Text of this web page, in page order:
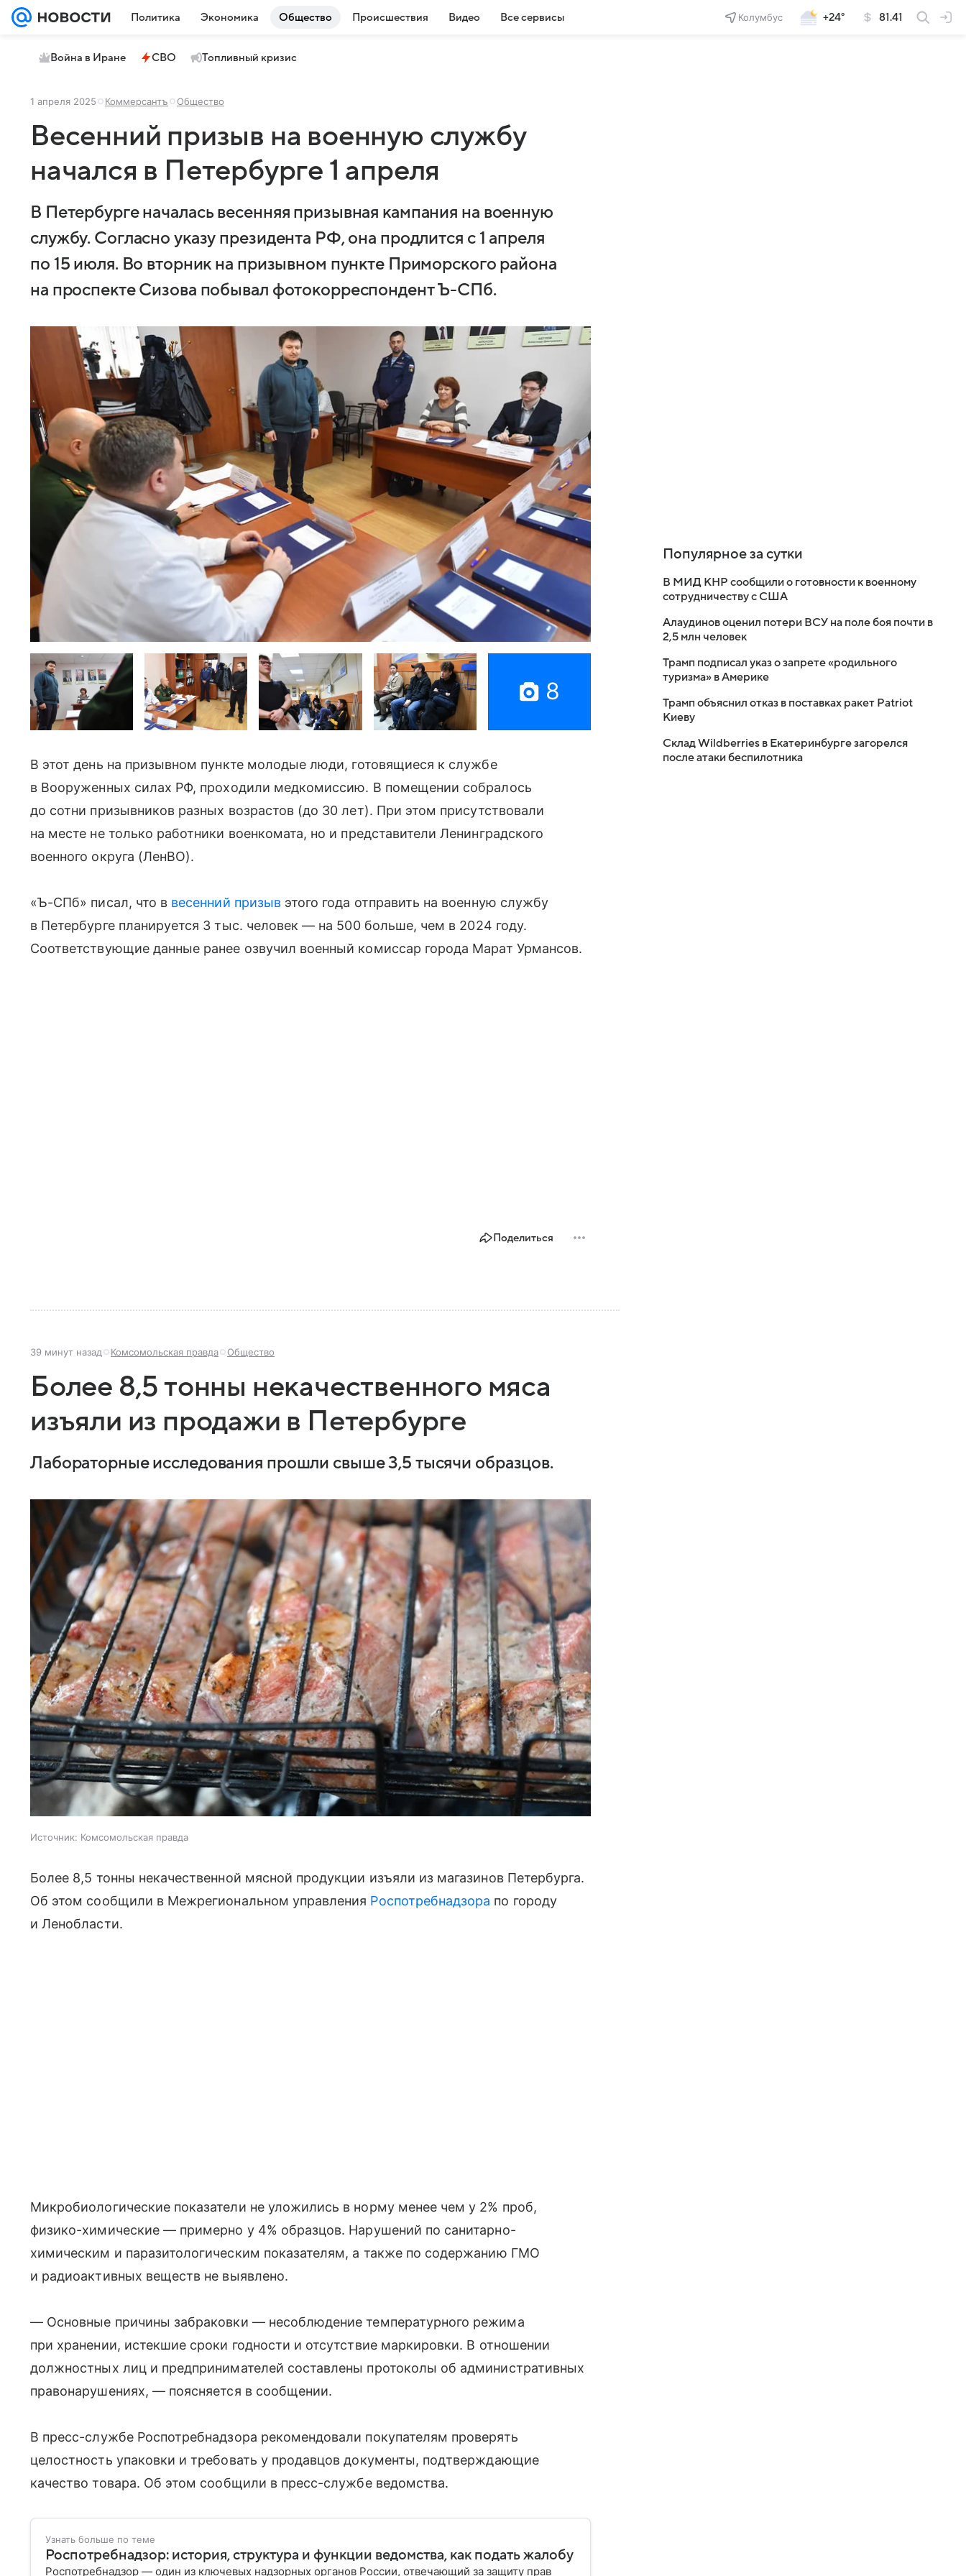
Политика Экономика Общество Происшествия Видео Все сервисы Колумбус +24° 81.41
Война в Иране СВО Топливный кризис
1 апреля 2025 Коммерсантъ Общество
Весенний призыв на военную службу
начался в Петербурге 1 апреля
В Петербурге началась весенняя призывная кампания на военную
службу. Согласно указу президента РФ, она продлится с 1 апреля
по 15 июля. Во вторник на призывном пункте Приморского района
на проспекте Сизова побывал фотокорреспондент Ъ-СПб.
8
В этот день на призывном пункте молодые люди, готовящиеся к службе
в Вооруженных силах РФ, проходили медкомиссию. В помещении собралось
до сотни призывников разных возрастов (до 30 лет). При этом присутствовали
на месте не только работники военкомата, но и представители Ленинградского
военного округа (ЛенВО).
«Ъ-СПб» писал, что в весенний призывэтого года отправить на военную службу
в Петербурге планируется 3 тыс. человек — на 500 больше, чем в 2024 году.
Соответствующие данные ранее озвучил военный комиссар города Марат Урмансов.
Поделиться
39 минут назад Комсомольская правда Общество
Более 8,5 тонны некачественного мяса
изъяли из продажи в Петербурге
Лабораторные исследования прошли свыше 3,5 тысячи образцов.
Источник: Комсомольская правда
Более 8,5 тонны некачественной мясной продукции изъяли из магазинов Петербурга.
Об этом сообщили в Межрегиональном управления Роспотребнадзора по городу
и Ленобласти.
Микробиологические показатели не уложились в норму менее чем у 2% проб,
физико-химические — примерно у 4% образцов. Нарушений по санитарно-
химическим и паразитологическим показателям, а также по содержанию ГМО
и радиоактивных веществ не выявлено.
— Основные причины забраковки — несоблюдение температурного режима
при хранении, истекшие сроки годности и отсутствие маркировки. В отношении
должностных лиц и предпринимателей составлены протоколы об административных
правонарушениях, — поясняется в сообщении.
В пресс-службе Роспотребнадзора рекомендовали покупателям проверять
целостность упаковки и требовать у продавцов документы, подтверждающие
качество товара. Об этом сообщили в пресс-службе ведомства.
Узнать больше по теме
Роспотребнадзор: история, структура и функции ведомства, как подать жалобу
Роспотребнадзор — один из ключевых надзорных органов России, отвечающий за защиту прав
Популярное за сутки
В МИД КНР сообщили о готовности к военному
сотрудничеству с США
Алаудинов оценил потери ВСУ на поле боя почти в
2,5 млн человек
Трамп подписал указ о запрете «родильного
туризма» в Америке
Трамп объяснил отказ в поставках ракет Patriot
Киеву
Склад Wildberries в Екатеринбурге загорелся
после атаки беспилотника